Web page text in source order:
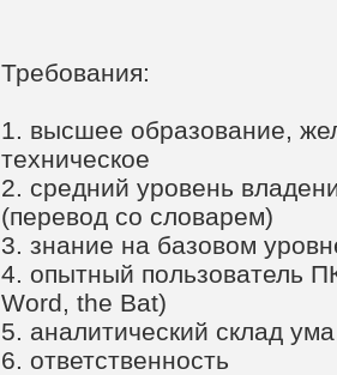
Требования:
1. высшее образование,
техническое
2. средний уровень
(перевод со словарем)
3. знание на базовом
4. опытный пользователь
Word, the Bat)
5. аналитический склад ума
6. ответственность